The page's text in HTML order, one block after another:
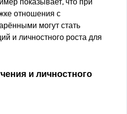
показывает, что при
отношения с
могут стать
и личностного роста для
и личностного